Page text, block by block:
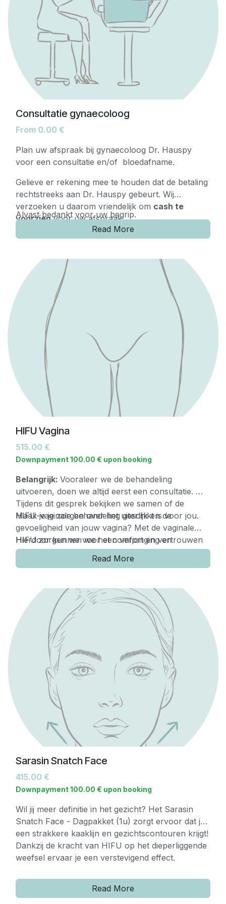
Consultatie gynaecoloog
From 0.00 €
Plan uw afspraak bij gynaecoloog Dr. Hauspy
voor een consultatie en/of bloedafname.
Gelieve er rekening mee te houden dat de betaling
rechtstreeks aan Dr. Hauspy gebeurt. Wij
verzoeken u daarom vriendelijk om cash te
voorzienvoor uw afspraak.
Alvast bedankt voor uw begrip.
Read More
HIFU Vagina
515.00 €
Downpayment100.00 € upon booking
Belangrijk: Vooraleer we de behandeling
uitvoeren, doen we altijd eerst een consultatie.
Tijdens dit gesprek bekijken we samen of de
HIFU-vaginale behandeling geschikt is voor jou.
Maak je je zorgen over het uiterlijk en de
gevoeligheid van jouw vagina? Met de vaginale
HIFU zorgen we voor een verjonging en
verstrakking van jouw intieme zone.
Hierdoor kunnen we het comfort en vertrouwen
herstellen. Tijdens de behandeling komt er energie
vrij die ervoor zorgt dat het weefsel zich
wordt. Dit verstrakt en hydrateert het vaginale
gebied.
Het is geen pijnlijke behandeling.
Read More
Sarasin Snatch Face
415.00 €
Downpayment100.00 € upon booking
Wil jij meer definitie in het gezicht? Het Sarasin
Snatch Face - Dagpakket (1u) zorgt ervoor dat je
een strakkere kaaklijn en gezichtscontouren krijgt!
Dankzij de kracht van HIFU op het dieperliggende
weefsel ervaar je een verstevigend effect.
Wat krijg je:
HIFU sessie Kaaklijn & Kin
Read More